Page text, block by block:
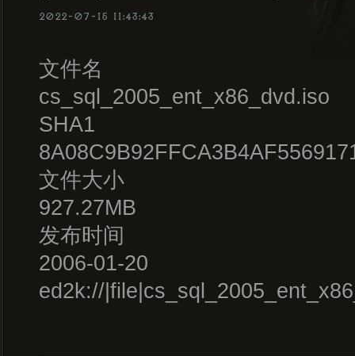
2022-07-15 11:43:43
文件名
cs_sql_2005_ent_x86_dvd.iso
SHA1
文件大小
927.27MB
发布时间
2006-01-20
ed2k://